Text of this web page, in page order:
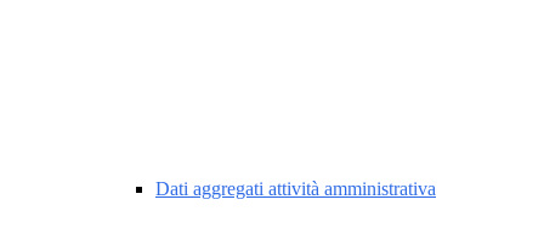
Dati aggregati attività amministrativa